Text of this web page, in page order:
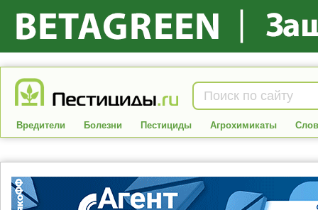
Вредители Болезни Пестициды Агрохимикаты